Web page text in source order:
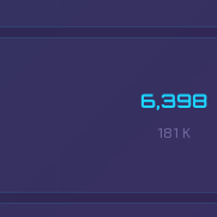
6,398
181 K